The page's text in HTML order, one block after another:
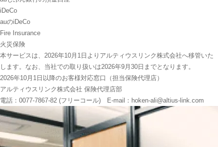
iDeCo
auのiDeCo
Fire Insurance
火災保険
本サービスは、2026年10月1日よりアルティウスリンク株式会社へ移管いた
します。なお、当社での取り扱いは2026年9月30日までとなります。
2026年10月1日以降のお客様対応窓口（担当保険代理店）
アルティウスリンク株式会社 保険代理店部
電話：0077-7867-82 (フリーコール) E-mail：hoken-ali@altius-link.com